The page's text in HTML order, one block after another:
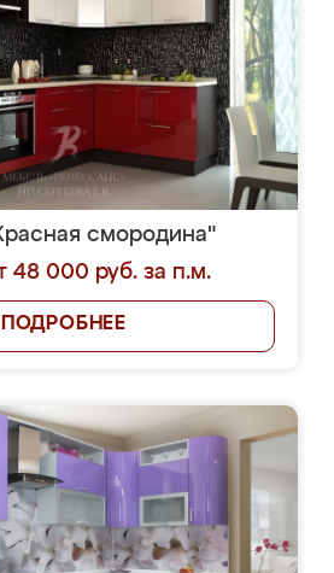
смородина"
48 000 руб. за п.м.
ПОДРОБНЕЕ